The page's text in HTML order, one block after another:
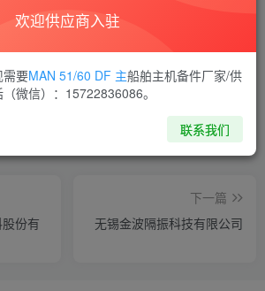
喜欢就支持一下吧
份有
下一篇
无锡金波隔振科技有限公司
欢迎供应商入驻
需要MAN 51/60 DF 主船舶主机备件厂家/供
微信）：15722836086。
联系我们